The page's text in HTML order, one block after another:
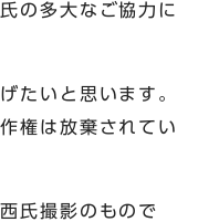
の多大なご協力に
たいと思います。
権は放棄されてい
氏撮影のもので